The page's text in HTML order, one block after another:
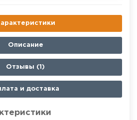
Описание
Отзывы (1)
и доставка